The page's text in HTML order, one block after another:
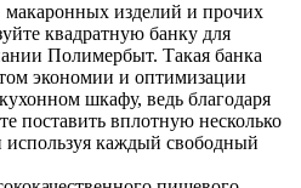
изделий и прочих
квадратную банку для
Полимербыт. Такая банка
экономии и оптимизации
шкафу, ведь благодаря
поставить вплотную несколько
используя каждый свободный